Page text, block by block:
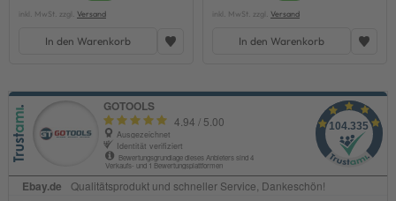
inkl. MwSt. zzgl. Versand
In den Warenkorb
inkl. MwSt. zzgl. Versand
In den Warenkorb